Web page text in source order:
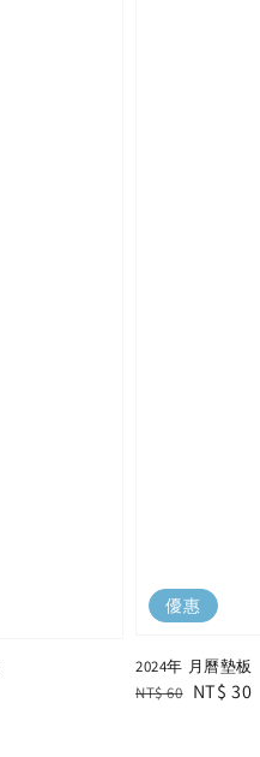
優惠
2024年 月曆墊板
Regular
NT$ 60 Sale
NT$ 30